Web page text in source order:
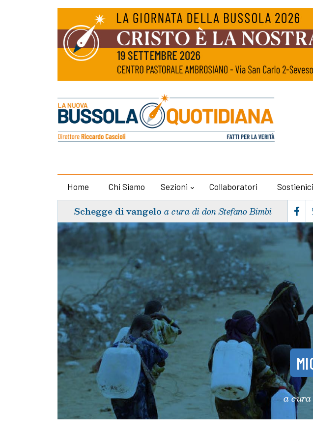
Home Chi Siamo Sezioni Collaboratori Sostienici
Schegge di vangelo a cura di don Stefano Bimbi
a